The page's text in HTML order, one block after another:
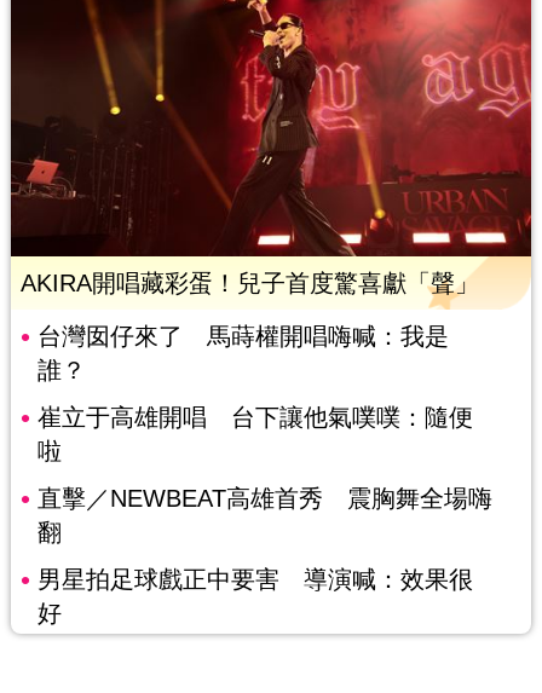
AKIRA開唱藏彩蛋！兒子首度驚喜獻「聲」
台灣囡仔來了 馬蒔權開唱嗨喊：我是
誰？
崔立于高雄開唱 台下讓他氣噗噗：隨便
啦
直擊／NEWBEAT高雄首秀 震胸舞全場嗨
翻
男星拍足球戲正中要害 導演喊：效果很
好